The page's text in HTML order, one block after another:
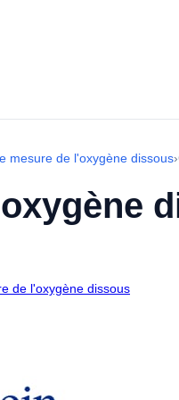
mesure de l'oxygène dissous›
de l'oxygène dissous